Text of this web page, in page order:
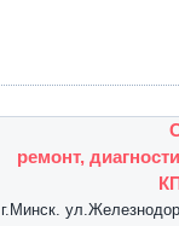
ремонт,
г.Минск.